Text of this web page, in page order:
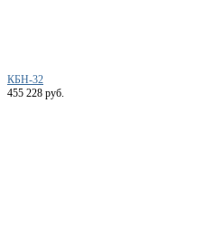
КБН-32
455 228 руб.